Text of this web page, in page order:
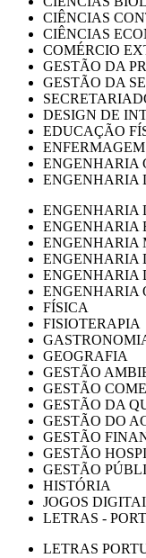
CIÊNCIAS
CIÊNCIAS
COMÉRCIO
GESTÃO DA
GESTÃO DA
DESIGN DE
EDUCAÇÃO
ENFERMAGEM
ENGENHARIA
ENGENHARIA
ENGENHARIA
ENGENHARIA
ENGENHARIA
ENGENHARIA
ENGENHARIA
ENGENHARIA
FÍSICA
FISIOTERAPIA
GEOGRAFIA
GESTÃO
GESTÃO
GESTÃO DA
GESTÃO DO
GESTÃO
GESTÃO
GESTÃO
HISTÓRIA
JOGOS
LETRAS -
LETRAS